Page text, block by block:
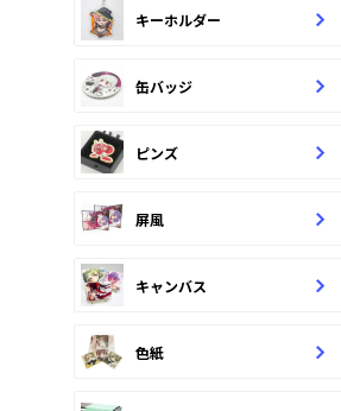
キーホルダー
缶バッジ
ピンズ
屏風
キャンバス
色紙